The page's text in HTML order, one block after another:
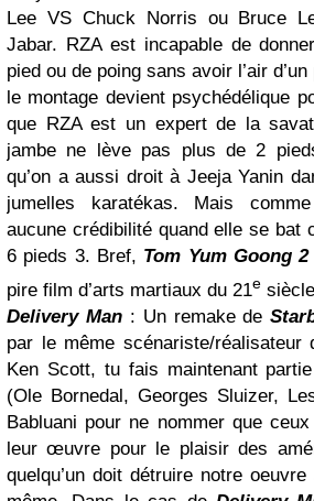
Lee VS Chuck Norris ou Bruce
Jabar. RZA est incapable de
pied ou de poing sans avoir l’air
le montage devient psychédélique
que RZA est un expert de la
jambe ne lève pas plus de 2
qu’on a aussi droit à Jeeja Yanin
jumelles karatékas. Mais
aucune crédibilité quand elle se bat
6 pieds 3. Bref, Tom Yum Goong 2
pire film d’arts martiaux du 21e
Delivery Man: Un remake de
par le même scénariste/réalisateur
Ken Scott, tu fais maintenant
(Ole Bornedal, Georges Sluizer,
Babluani pour ne nommer que
leur œuvre pour le plaisir des
quelqu’un doit détruire notre